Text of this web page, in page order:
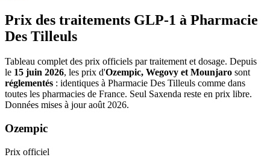
Prix des traitements GLP-1 à Pharmacie
Des Tilleuls
Tableau complet des prix officiels par traitement et dosage. Depuis
le 15 juin 2026, les prix d'Ozempic, Wegovy et Mounjaro sont
réglementés : identiques à Pharmacie Des Tilleuls comme dans
toutes les pharmacies de France. Seul Saxenda reste en prix libre.
Données mises à jour août 2026.
Ozempic
Prix officiel